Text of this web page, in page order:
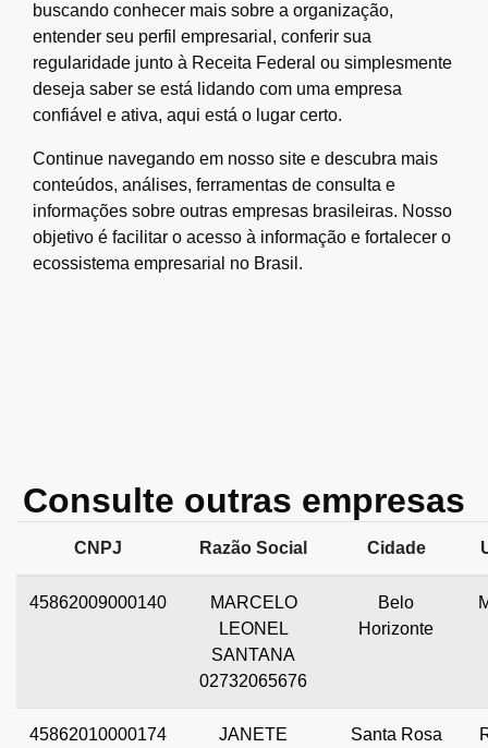
buscando conhecer mais sobre a organização,
entender seu perfil empresarial, conferir sua
regularidade junto à Receita Federal ou simplesmente
deseja saber se está lidando com uma empresa
confiável e ativa, aqui está o lugar certo.
Continue navegando em nosso site e descubra mais
conteúdos, análises, ferramentas de consulta e
informações sobre outras empresas brasileiras. Nosso
objetivo é facilitar o acesso à informação e fortalecer o
ecossistema empresarial no Brasil.
Consulte outras empresas
CNPJ Razão Social Cidade
45862009000140
MARCELO
LEONEL
SANTANA
02732065676
Belo
Horizonte
45862010000174
JANETE
Santa Rosa